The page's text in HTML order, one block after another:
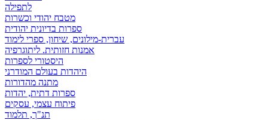
לתפילה
מטבח יהודי וכשרות
ספרות בדיונית יהודית
עברית-מילונים, שיחון, ספרי לימוד
אמנות חזותית. ליתוגרפיה
היסטורי לספרות
היהדות בעולם המודרני
מתנה מהדורות
ספרות דתית, יהדות
פיתוח עצמי, עסקים
תנ"ך, תלמוד